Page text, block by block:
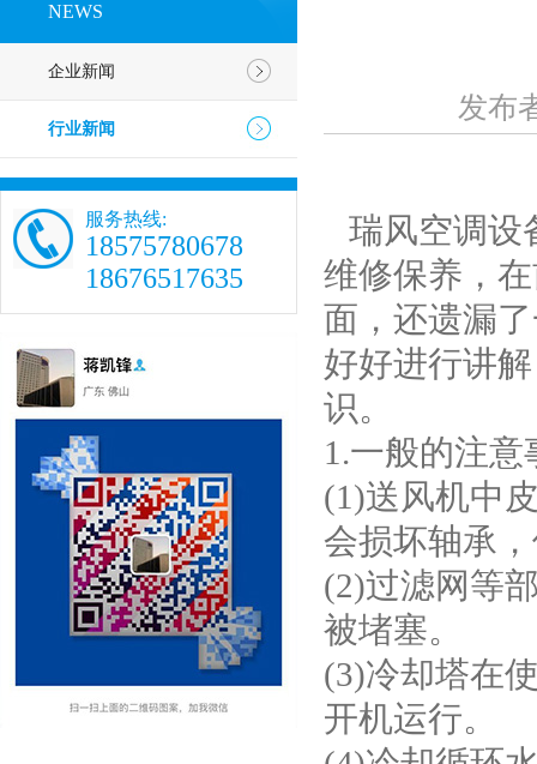
NEWS
企业新闻
行业新闻
服务热线:
18575780678
18676517635
发布
瑞风空调设
维修保养，
面，还遗漏
好好进行讲
识。
1.一般的注意
(1)送风机中
会损坏轴承
(2)过滤网等
被堵塞。
(3)冷却塔在
开机运行。